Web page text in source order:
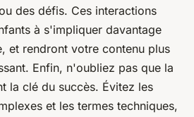
des défis. Ces interactions
à s'impliquer davantage
et rendront votre contenu plus
Enfin, n'oubliez pas que la
la clé du succès. Évitez les
et les termes techniques,